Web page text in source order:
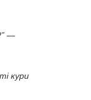
—
кури